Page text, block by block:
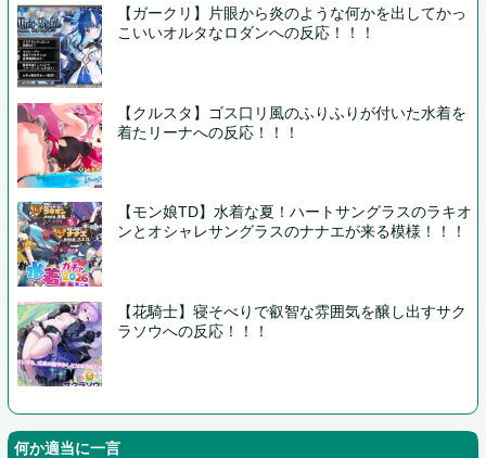
【ガークリ】片眼から炎のような何かを出してかっ
こいいオルタなロダンへの反応！！！
【クルスタ】ゴス口リ風のふりふりが付いた水着を
着たリーナへの反応！！！
【モン娘TD】水着な夏！ハートサングラスのラキオ
ンとオシャレサングラスのナナエが来る模様！！！
【花騎士】寝そべりで叡智な雰囲気を醸し出すサク
ラソウへの反応！！！
何か適当に一言